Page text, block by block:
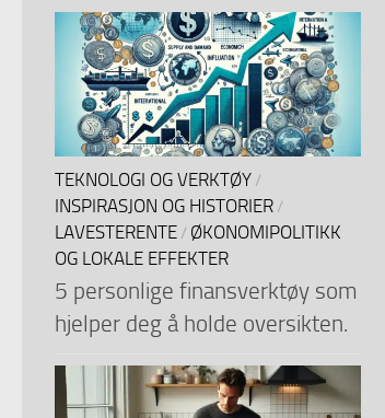
TEKNOLOGI OG VERKTØY /
INSPIRASJON OG HISTORIER /
LAVESTERENTE / ØKONOMIPOLITIKK
OG LOKALE EFFEKTER
5 personlige finansverktøy som
hjelper deg å holde oversikten.